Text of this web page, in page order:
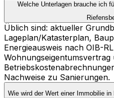
Welche Unterlagen brauche ich
Üblich sind: aktueller
Lageplan/Katasterplan,
Energieausweis nach OIB-
Nachweise zu Sanierungen.
Wie wird der Wert einer Immobilie